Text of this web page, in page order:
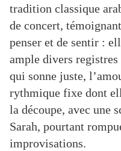
tradition classique
de concert,
penser et de sentir :
ample divers
qui sonne juste, l’
rythmique fixe dont
la découpe, avec une
Sarah, pourtant
improvisations.